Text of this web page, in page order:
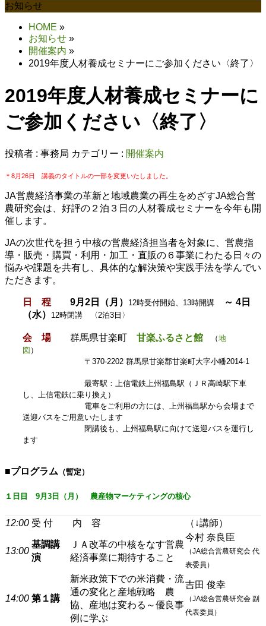
お知らせ
HOME »
お知らせ »
開催案内 »
2019年度人材養成セミナーにご参加ください〈終了〉
2019年度人材養成セミナーに
ご参加ください〈終了〉
投稿者 : 事務局 カテゴリー : 開催案内
＊8月26日 講義のタイトルの一部を変更いたしました。
JA営農経済事業の革新と地域農業の再生をめざすJA総合営
農研究会は、好評の２泊３日の人材養成セミナーを今年も開
催します。
JAの次世代を担う中核の営農経済担当者を対象に、営農指
導・販売・購買・利用・加工・直販の６事業にわたる日々の
悩みや課題を共有し、具体的な解決策や実践手法を学んでい
ただきます。
日 程 9月2日（月） 12時受付開始、13時開講
～ 4日
（水）
12時閉講 〈2泊3日〉
会 場群馬県甘楽町 甘楽ふるさと館 （地
図 ）
〒370-2202 群馬県甘楽郡甘楽町大字小幡2014-1
最寄駅：上信電鉄上州福島駅（ＪＲ高崎駅下車
し、上信電鉄に乗り換え）
電車をご利用の方には、上州福島駅から会場まで
送迎バスをご用意いたします
閉講後も、上州福島駅に向けて送迎バスを運行し
ます
■プログラム （暫定）
１日目 9月3日（月） 農産物マーケティングの核心
12:00 受 付 内 容 （↓講師）
13:00
基調講
演
ＪＡ改革の中核をなす営農
経済事業に期待すること
今村 奈良臣
（JA総合営農研究会 代
表委員）
14:00 第１講
新米政策下での米消費・流
通の変化と産地戦略 農
協、産地は変わる～優良事
例に学ぶ
吉田 俊幸
（JA総合営農研究会 副
代表委員）